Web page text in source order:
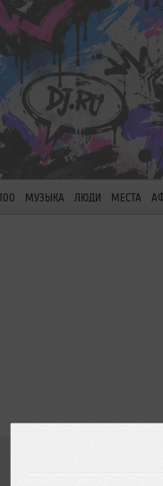
МУЗЫКА ЛЮДИ МЕСТА